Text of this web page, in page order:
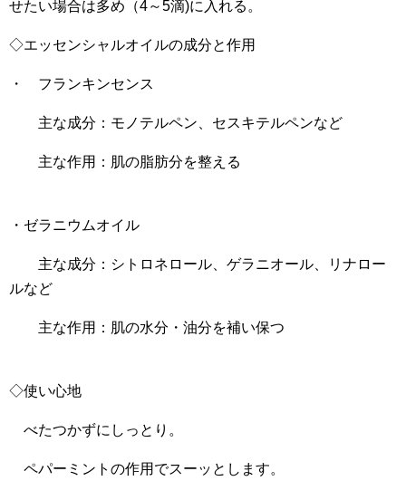
せたい場合は多め（4～5滴)に入れる。
◇エッセンシャルオイルの成分と作用
・ フランキンセンス
主な成分：モノテルペン、セスキテルペンなど
主な作用：肌の脂肪分を整える
・ゼラニウムオイル
主な成分：シトロネロール、ゲラニオール、リナロー
ルなど
主な作用：肌の水分・油分を補い保つ
◇使い心地
べたつかずにしっとり。
ペパーミントの作用でスーッとします。